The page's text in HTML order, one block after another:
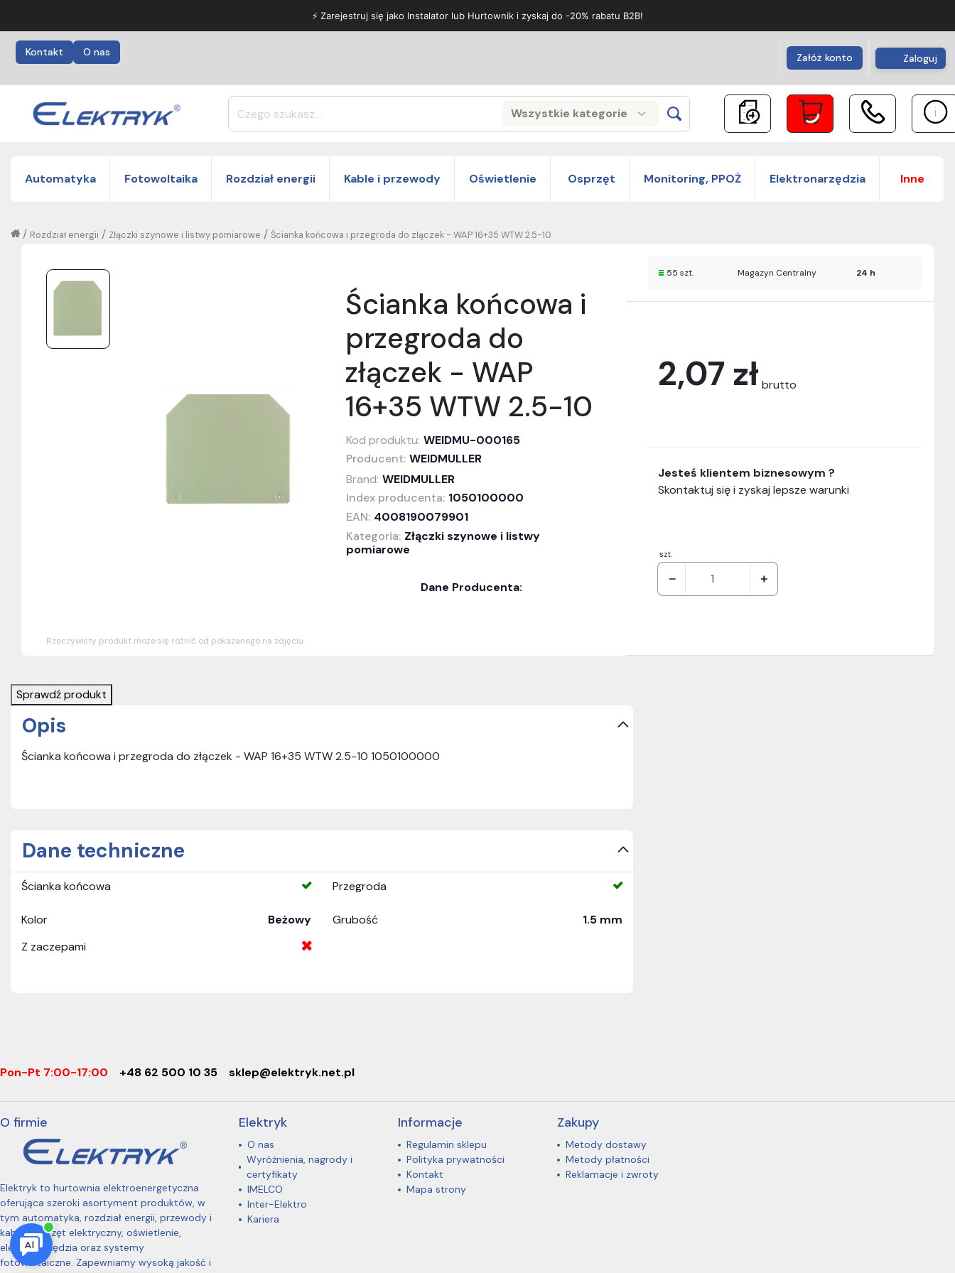
⚡ Zarejestruj się jako Instalator lub Hurtownik i zyskaj do -20% rabatu B2B!
Kontakt O nas Załóż konto Zaloguj
Wszystkie kategorie
Search
Automatyka Fotowoltaika Rozdział energii Kable i przewody Oświetlenie Osprzęt Monitoring, PPOŻ Elektronarzędzia Inne
Ścianka końcowa i przegroda do złączek - WAP 16+35 WTW 2.5-10
/
Złączki szynowe i listwy pomiarowe
/
Rozdział energii
/
Rzeczywisty produkt może się różnić od pokazanego na zdjęciu
Ścianka końcowa i
przegroda do
złączek - WAP
16+35 WTW 2.5-10
Kod produktu: WEIDMU-000165
Producent: WEIDMULLER
Brand: WEIDMULLER
Index producenta: 1050100000
EAN: 4008190079901
Kategoria: Złączki szynowe i listwy
pomiarowe
Dane Producenta:
2,07 zł brutto
szt.
Jesteś klientem biznesowym ?
Skontaktuj się i zyskaj lepsze warunki
55 szt. Magazyn Centralny 24 h
Sprawdź produkt
Opis
Ścianka końcowa i przegroda do złączek - WAP 16+35 WTW 2.5-10 1050100000
Dane techniczne
Ścianka końcowa Przegroda
Kolor Beżowy Grubość
1.5 mm
Z zaczepami
Pon-Pt 7:00-17:00 +48 62 500 10 35 sklep@elektryk.net.pl
O firmie
Elektryk to hurtownia elektroenergetyczna
oferująca szeroki asortyment produktów, w
tym automatyka, rozdział energii, przewody i
kable, osprzęt elektryczny, oświetlenie,
elektronarzędzia oraz systemy
fotowoltaiczne. Zapewniamy wysoką jakość i
Elektryk
O nas
Wyróżnienia, nagrody i
certyfikaty
IMELCO
Inter-Elektro
Kariera
Informacje
Regulamin sklepu
Polityka prywatności
Kontakt
Mapa strony
Zakupy
Metody dostawy
Metody płatności
Reklamacje i zwroty